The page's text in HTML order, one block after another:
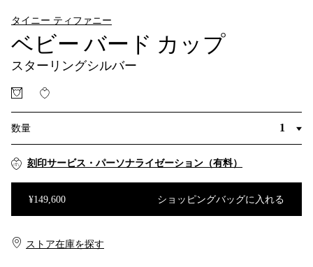
タイニー ティファニー
ベビー バード カップ
スターリングシルバー
数量
刻印サービス・パーソナライゼーション（有料）
¥149,600 ショッピングバッグに入れる
ストア在庫を探す​​